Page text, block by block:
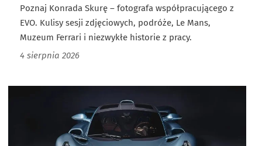
Poznaj Konrada Skurę – fotografa współpracującego z
EVO. Kulisy sesji zdjęciowych, podróże, Le Mans,
Muzeum Ferrari i niezwykłe historie z pracy.
4 sierpnia 2026